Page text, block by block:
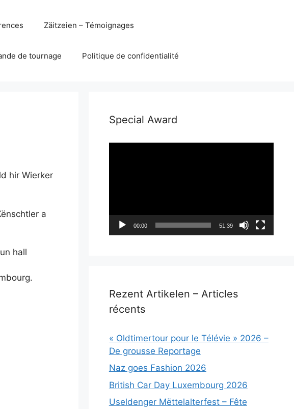
Zäitzeien – Témoignages
de tournage Politique de confidentialité
hir Wierker
a
hall
Special Award
00:00 51:39
Rezent Artikelen – Articles
récents
« Oldtimertour pour le Télévie » 2026 –
De grousse Reportage
Naz goes Fashion 2026
British Car Day Luxembourg 2026
Useldenger Mëttelalterfest – Fête